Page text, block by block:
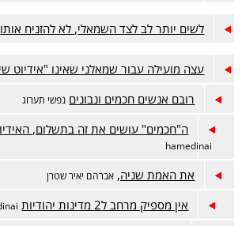
לשים יותר לב לצד השמאלי, לא להזניח אותו
עצה מועילה עבור שמאלני שאינו "אידיוט
רובם אנשים חכמים ונבונים נפשי תערוג
ה"חכמים" עושים את זה בתשלום,
hamedinai
את האמת שניה, אברהם יאיר שטרן
אין מספיק מרחב ל2 מדינות יהודיות